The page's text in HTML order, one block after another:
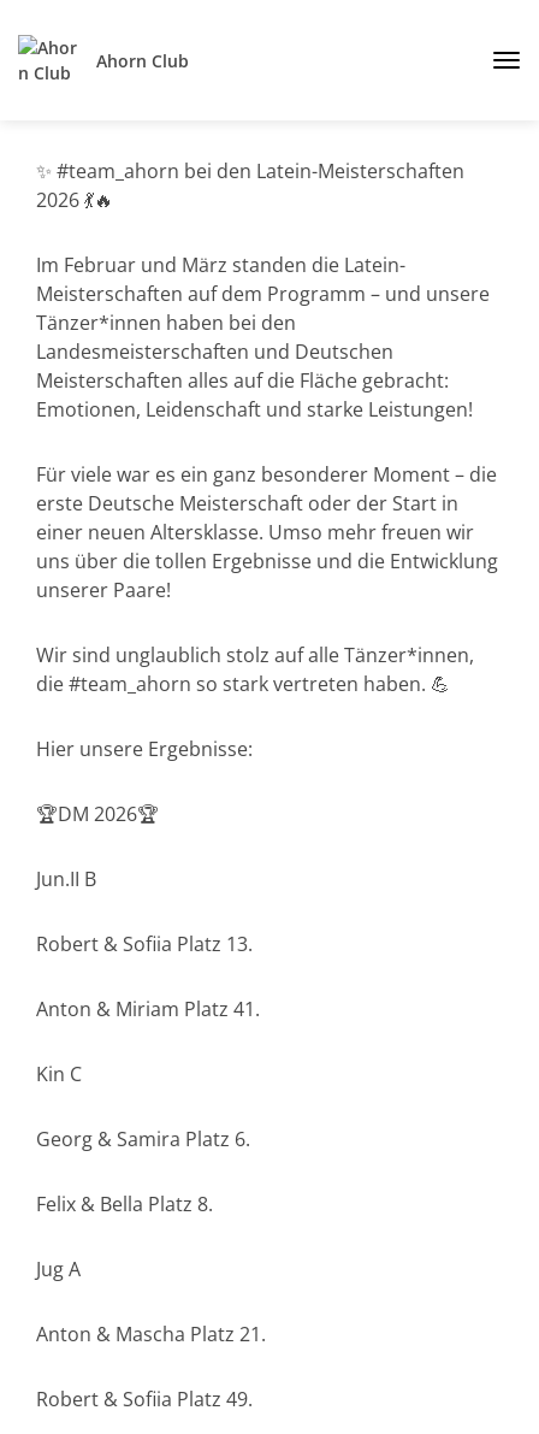
Ahorn Club
✨ #team_ahorn bei den Latein-Meisterschaften
2026 💃🔥
Im Februar und März standen die Latein-
Meisterschaften auf dem Programm – und unsere
Tänzer*innen haben bei den
Landesmeisterschaften und Deutschen
Meisterschaften alles auf die Fläche gebracht:
Emotionen, Leidenschaft und starke Leistungen!
Für viele war es ein ganz besonderer Moment – die
erste Deutsche Meisterschaft oder der Start in
einer neuen Altersklasse. Umso mehr freuen wir
uns über die tollen Ergebnisse und die Entwicklung
unserer Paare!
Wir sind unglaublich stolz auf alle Tänzer*innen,
die #team_ahorn so stark vertreten haben. 💪
Hier unsere Ergebnisse:
🏆DM 2026🏆
Jun.II B
Robert & Sofiia Platz 13.
Anton & Miriam Platz 41.
Kin C
Georg & Samira Platz 6.
Felix & Bella Platz 8.
Jug A
Anton & Mascha Platz 21.
Robert & Sofiia Platz 49.